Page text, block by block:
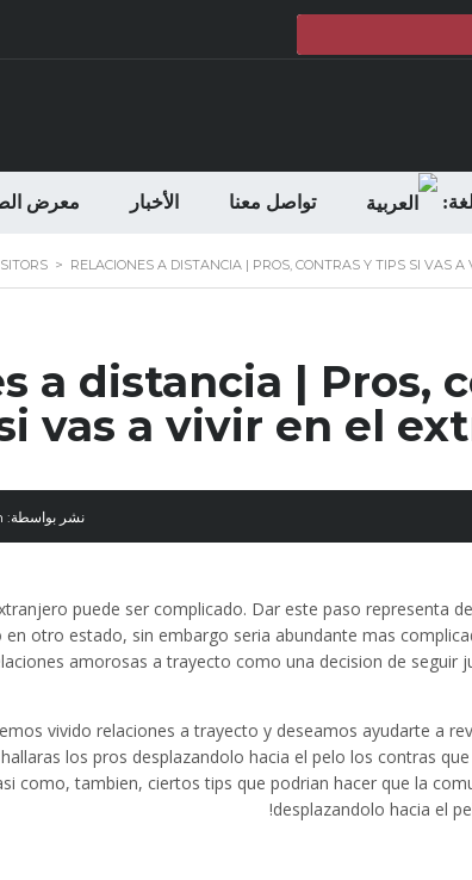
معرض الأخبار تواصل معنا
> RELACIONES A DISTANCIA | PROS, CONTRAS Y TIPS SI VAS
a distancia | Pros,
vas a vivir en el
نشر بواسطة:
puede ser complicado. Dar este paso representa
otro estado, sin embargo seri­a abundante mas
amorosas a trayecto como una decision de seguir
vivido relaciones a trayecto y deseamos ayudarte a
los pros desplazandolo hacia el pelo los contras
como, tambien, ciertos tips que podrian hacer que la
desplazandolo hacia el